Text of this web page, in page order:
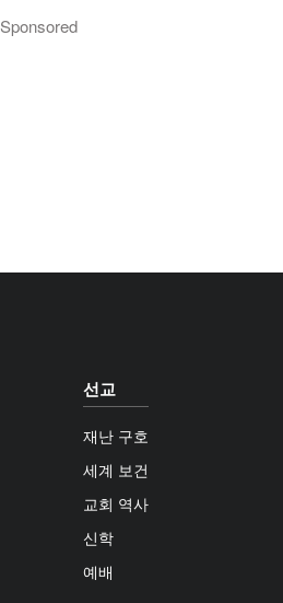
Sponsored
선교
재난 구호
세계 보건
교회 역사
신학
예배